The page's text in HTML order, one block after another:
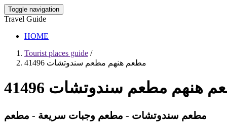
Toggle navigation
Travel Guide
HOME
Tourist places guide /
مطعم هنهم مطعم سندوتشات 41496
هنهم مطعم سندوتشات 41496
مطعم سندوتشات - مطعم وجبات سريعة - مطعم